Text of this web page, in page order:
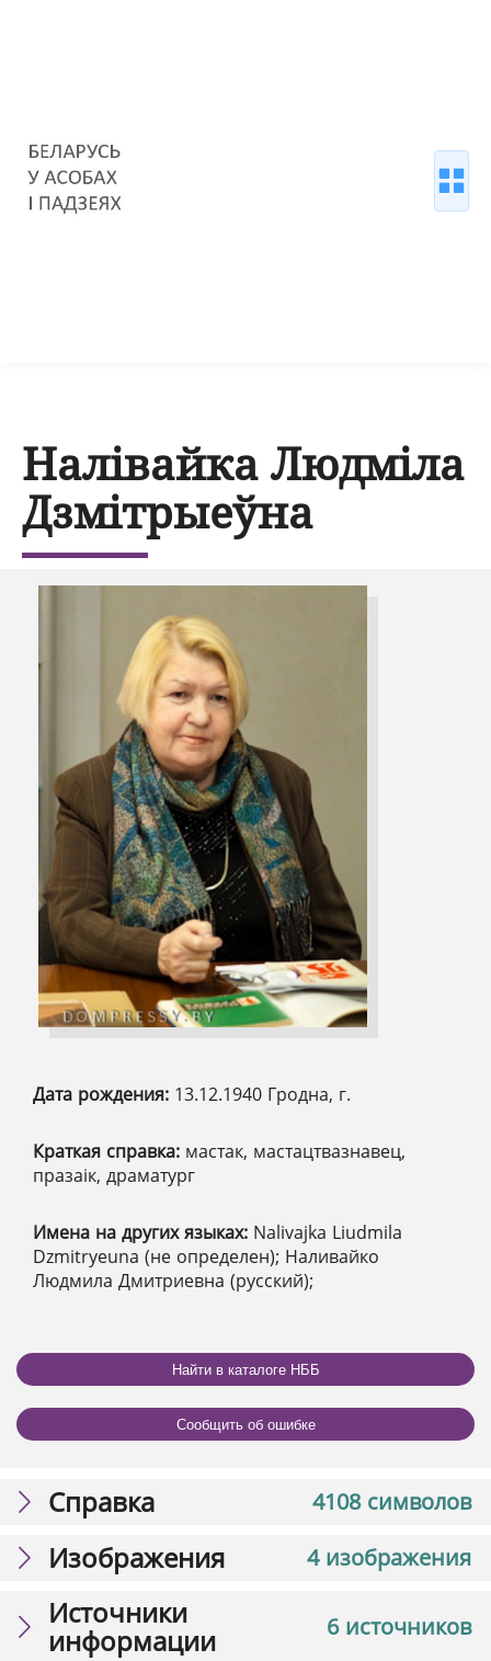
Налівайка Людміла
Дзмітрыеўна
Дата рождения: 13.12.1940 Гродна, г.
Краткая справка: мастак, мастацтвазнавец,
празаік, драматург
Имена на других языках: Nalivajka Liudmila
Dzmitryeuna (не определен); Наливайко
Людмила Дмитриевна (русский);
Найти в каталоге НББ
Сообщить об ошибке
4108 символов
Справка
4 изображения
Изображения
6 источников
Источники
информации